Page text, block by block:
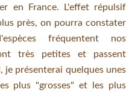
en France. L'effet répulsif
près, on pourra constater
fréquentent nos
très petites et passent
je présenterai quelques unes
plus "grosses" et les plus